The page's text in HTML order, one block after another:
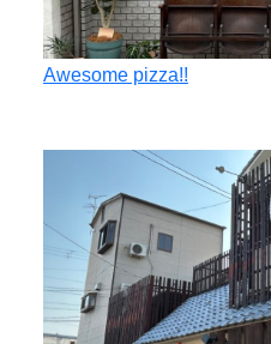
Awesome pizza!!